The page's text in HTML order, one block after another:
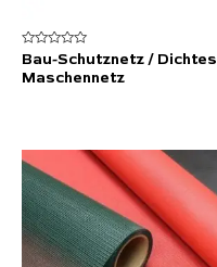
Bewertet
mit
0
Bau-Schutznetz / Dichtes
Maschennetz